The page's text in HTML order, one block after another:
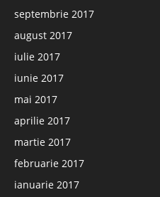
septembrie 2017
august 2017
iulie 2017
iunie 2017
mai 2017
aprilie 2017
martie 2017
februarie 2017
ianuarie 2017